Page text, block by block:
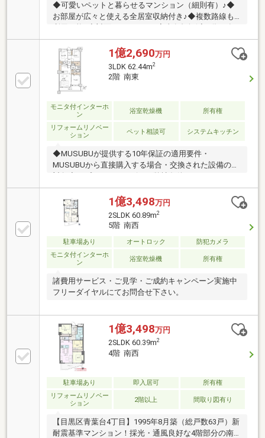
◆可愛いペットと暮らせるマンション（細則有）♪◆
お部屋が広々と使える全居室収納付き♪◆複数路線も
洗機を設置♪【株式会社リビングライフ】創業35年の
信頼で未公開情報多数のリビングライフがご紹介しま
す。宅建士×FP×住宅ローンアドバイザーの資格を併せ
持つ『ライフ・エキスパート・プランナー』がお客様
の老後も見据えたライフプランを無料作成。お気軽に
ご相談下さい！☆物件のお問合せは〈0120-426-699〉
☆
1億2,690万円
3LDK 62.44m2
2階 南東
モニタ付インターホ
ン
浴室乾燥機 所有権
リフォームリノベー
ション
ペット相談可 システムキッチン
◆MUSUBUが提供する10年保証の適用要件・
MUSUBUから直接購入する場合・交換された設備のみ
ン全室無償設置◆快適な暮らしを叶える住宅設備・大
容量のウォークインクローゼット・全室に窓が付いて
いるため、風通しが良く快適に過ごせます◎・対面式
キッチンはうれしい食洗機付き◎◆充実した周辺環
220m）・ローソン下目黒一丁目店…徒歩4分（約
230m）・ココカラファインアルプス薬局目黒店…徒歩
4分（約270m）◆複数路線利用可能「渋谷」駅徒歩13
分
1億3,498万円
2SLDK 60.89m2
5階 南西
駐車場あり オートロック
防犯カメラ
モニタ付インターホ
ン
浴室乾燥機 所有権
諸費用サービス・ご見学・ご成約キャンペーン実施中
フリーダイヤルにてお問合せ下さい。
1億3,498万円
2SLDK 60.39m2
4階 南西
駐車場あり 即入居可
所有権
リフォームリノベー
ション
2階以上 間取り図有り
【目黒区青葉台4丁目】1995年8月築（総戸数63戸）新
耐震基準マンション！採光・通風良好な4階部分の南